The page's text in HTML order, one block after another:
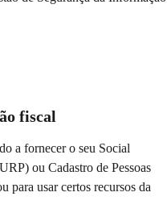
fiscal
a fornecer o seu Social
ou Cadastro de Pessoas
para usar certos recursos da